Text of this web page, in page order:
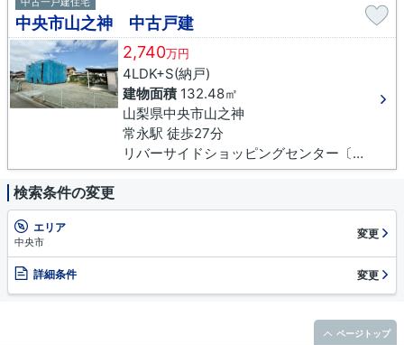
中央市山之神 中古戸建
2,740万円
4LDK+S(納戸)
建物面積132.48㎡
山梨県中央市山之神
常永駅 徒歩27分
リバーサイドショッピングセンター〔中央市コミュニティバス〕バス停下車 徒歩2分
検索条件の変更
エリア
中央市
変更
詳細条件 変更
ページトップ